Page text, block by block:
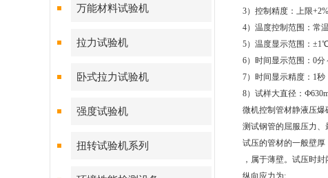
万能材料试验机
拉力试验机
卧式拉力试验机
强度试验机
扭转试验机系列
3）控制精度：上限
4）温度控制范围：常
5）温度显示范围：
6）时间显示范围：0分
7）时间显示精度：1秒
8）试样大直径：
微机控制管材静液压
测试钢管的屈服压力、
试压的管材的一般壁厚
，属于薄壁。试压时
纵向应力为: